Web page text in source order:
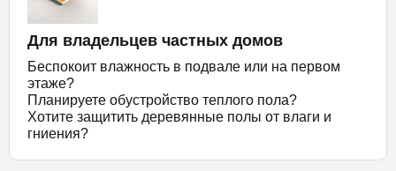
Для владельцев частных домов
Беспокоит влажность в подвале или на первом
этаже?
Планируете обустройство теплого пола?
Хотите защитить деревянные полы от влаги и
гниения?